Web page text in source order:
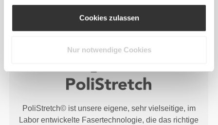
Cookies zulassen
Nur notwendige Cookies
FASERTECHNOLOGIE
PoliStretch© ist unsere eigene, sehr vielseitige, im
Labor entwickelte Fasertechnologie, die das richtige